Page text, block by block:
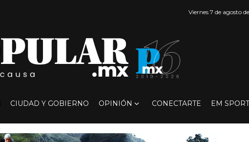
Viernes 7 de agosto
CIUDAD Y GOBIERNO OPINIÓN CONECTARTE EM